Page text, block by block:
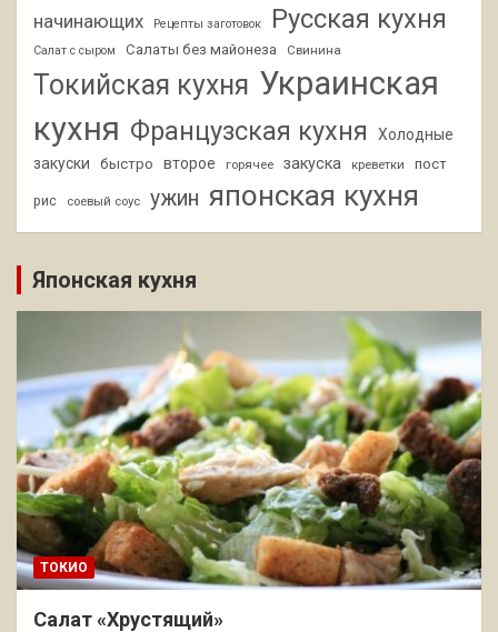
начинающих
Рецепты заготовок Русская кухня
Салат с сыром Салаты без майонеза Свинина
Токийская кухня Украинская
кухня Французская кухня
Холодные
закуски
быстро второе горячее закуска креветки пост
рис соевый соус ужин японская кухня
Японская кухня
ТОКИО
Салат «Хрустящий»